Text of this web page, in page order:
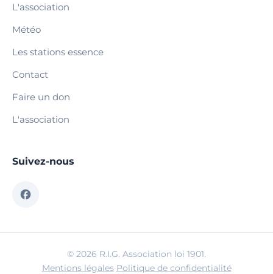
L'association
Météo
Les stations essence
Contact
Faire un don
L'association
Suivez-nous
© 2026 R.I.G. Association loi 1901.
Mentions légales·Politique de confidentialité